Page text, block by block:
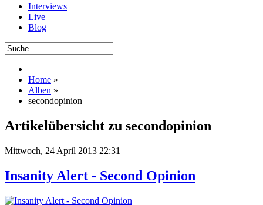
Interviews
Live
Blog
Home »
Alben »
secondopinion
Artikelübersicht zu secondopinion
Mittwoch, 24 April 2013 22:31
Insanity Alert - Second Opinion